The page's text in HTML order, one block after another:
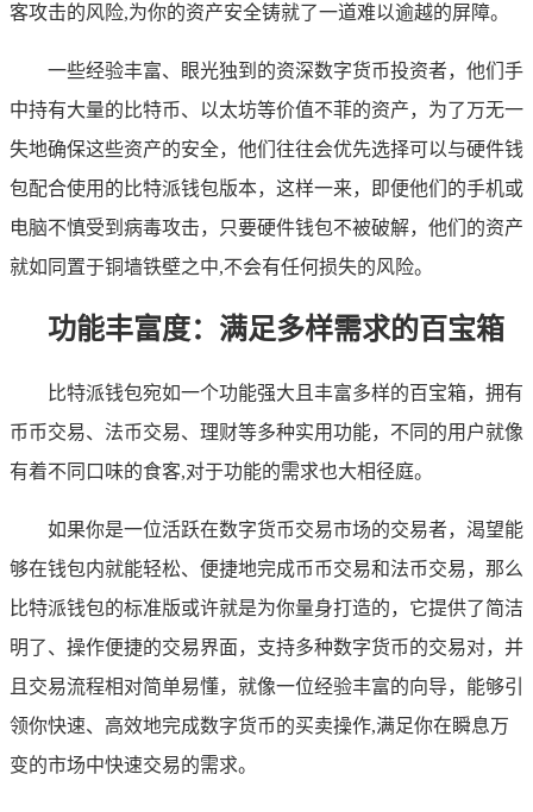
客攻击的风险,为你的资产安全铸就了一道难以逾越的屏障。
一些经验丰富、眼光独到的资深数字货币投资者，他们手
中持有大量的比特币、以太坊等价值不菲的资产，为了万无一
失地确保这些资产的安全，他们往往会优先选择可以与硬件钱
包配合使用的比特派钱包版本，这样一来，即便他们的手机或
电脑不慎受到病毒攻击，只要硬件钱包不被破解，他们的资产
就如同置于铜墙铁壁之中,不会有任何损失的风险。
功能丰富度：满足多样需求的百宝箱
比特派钱包宛如一个功能强大且丰富多样的百宝箱，拥有
币币交易、法币交易、理财等多种实用功能，不同的用户就像
有着不同口味的食客,对于功能的需求也大相径庭。
如果你是一位活跃在数字货币交易市场的交易者，渴望能
够在钱包内就能轻松、便捷地完成币币交易和法币交易，那么
比特派钱包的标准版或许就是为你量身打造的，它提供了简洁
明了、操作便捷的交易界面，支持多种数字货币的交易对，并
且交易流程相对简单易懂，就像一位经验丰富的向导，能够引
领你快速、高效地完成数字货币的买卖操作,满足你在瞬息万
变的市场中快速交易的需求。